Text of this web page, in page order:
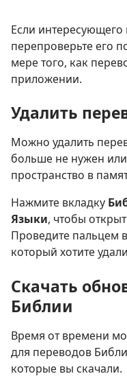
Если интересующего
перепроверьте его
мере того, как
приложении.
Удалить
Можно удалить
больше не нужен
пространство в
Нажмите вкладку
Языки, чтобы
Проведите пальцем
который хотите
Скачать
Библии
Время от времени
для переводов
которые вы скачали.